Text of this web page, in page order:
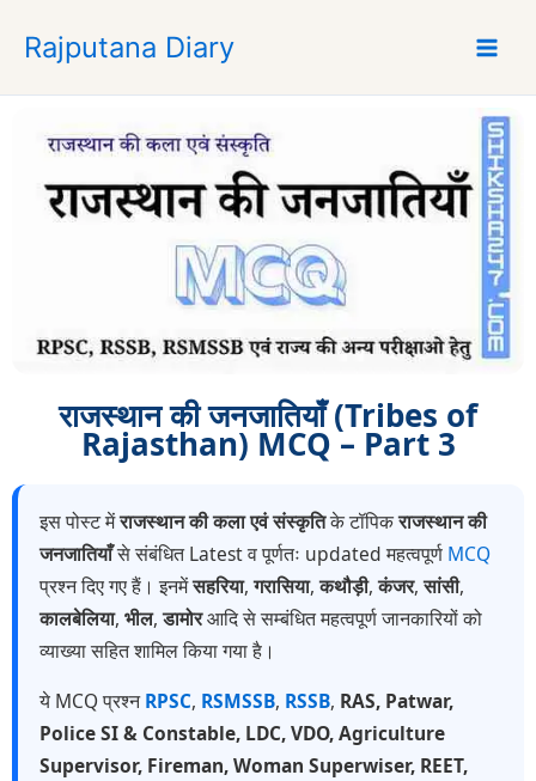
p
Rajputana Diary
राजस्थान की जनजातियाँ (Tribes of
Rajasthan) MCQ – Part 3
इस पोस्ट मेंराजस्थान की कला एवं संस्कृतिके टॉपिकराजस्थान की
जनजातियाँसे संबंधित Latest व पूर्णतः updated महत्वपूर्ण MCQ
प्रश्न दिए गए हैं। इनमेंसहरिया,गरासिया,कथौड़ी,कंजर,सांसी,
कालबेलिया, भील,डामोरआदि से सम्बंधित महत्वपूर्ण जानकारियों को
व्याख्या सहित शामिल किया गया है।
ये MCQ प्रश्नRPSC, RSMSSB, RSSB, RAS, Patwar,
Police SI & Constable, LDC, VDO, Agriculture
Supervisor, Fireman, Woman Superwiser, REET,